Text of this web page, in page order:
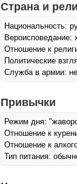
Страна и
Национальность:
Вероисповедание:
Отношение к
Политические
Служба в армии:
Привычки
Режим дня:
Отношение к
Отношение к
Тип питания: